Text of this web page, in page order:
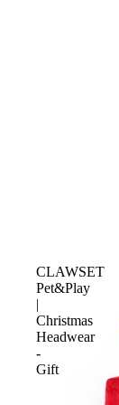
CLAWSET
Pet&Play
|
Christmas
Headwear
-
Gift